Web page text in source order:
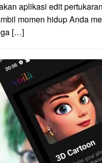
aplikasi edit
momen hidup Anda
[…]